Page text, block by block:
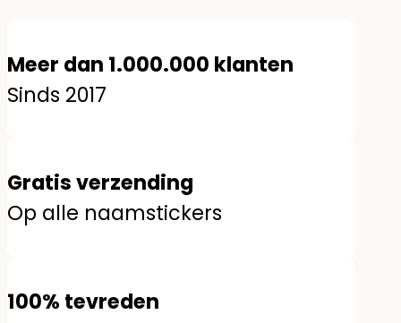
Meer dan 1.000.000 klanten
Sinds 2017
Gratis verzending
Op alle naamstickers
100% tevreden